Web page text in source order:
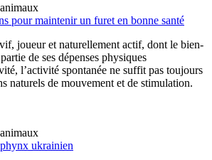
pour maintenir un furet en bonne santé
joueur et naturellement actif, dont le bien-
de ses dépenses physiques
l’activité spontanée ne suffit pas toujours
naturels de mouvement et de stimulation.
ukrainien